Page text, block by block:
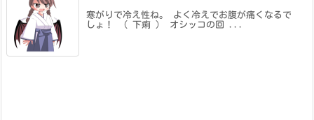
寒がりで冷え性ね。 よく冷えでお腹が痛くなるで
しょ！ （ 下痢 ） オシッコの回 ...